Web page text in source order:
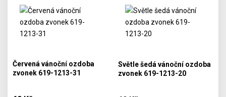
Červená vánoční ozdoba
zvonek 619-1213-31
Světle šedá vánoční ozdoba
zvonek 619-1213-20